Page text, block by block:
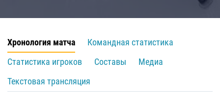
Хронология матча
Командная статистика
Статистика игроков
Составы
Медиа
Текстовая трансляция